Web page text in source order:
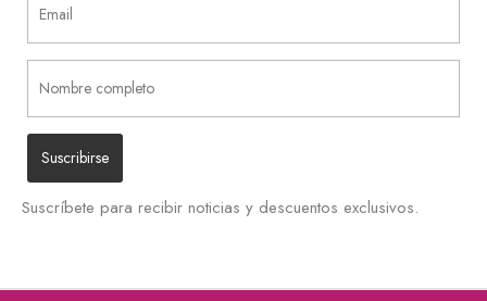
Suscríbete para recibir noticias y descuentos exclusivos.